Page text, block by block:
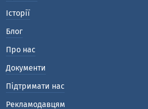
Історії
Блог
Про нас
Документи
Підтримати нас
Рекламодавцям